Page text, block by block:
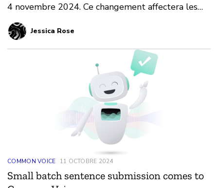
4 novembre 2024. Ce changement affectera les
personnes qui se connectent actuellement en
utilisant GitHub.
Jessica Rose
COMMON VOICE 11 OCTOBRE 2024
Small batch sentence submission comes to